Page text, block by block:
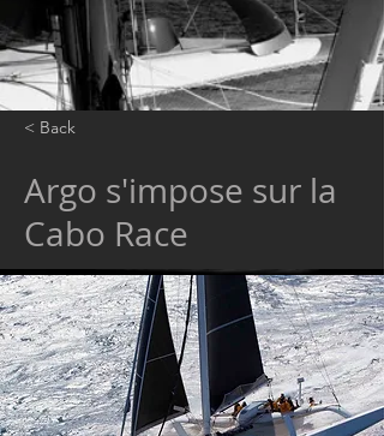
< Back
Argo s'impose sur la
Cabo Race